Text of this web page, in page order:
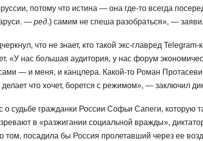
потому что истина — она где-то всегда
— ред.) самим не спеша разобраться», —
что не знает, кто такой экс-главред
«У нас большая аудитория, у нас форум
— и меня, и канцлера. Какой-то Роман
что хочет, борется с режимом», — заключил
о судьбе гражданки России Софьи Сапеги, которую
в «разжигании социальной вражды»,
том, посадила бы Россия пролетавший через ее